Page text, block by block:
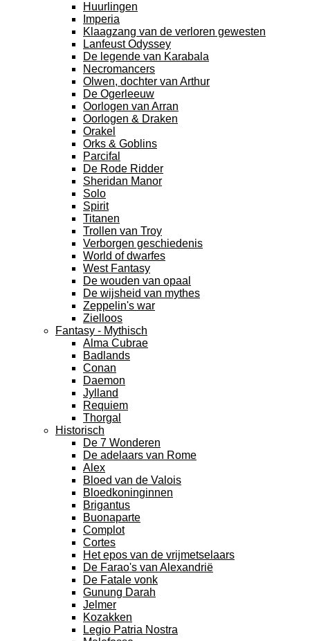
Huurlingen
Imperia
Klaagzang van de verloren gewesten
Lanfeust Odyssey
De legende van Karabala
Necromancers
Olwen, dochter van Arthur
De Ogerleeuw
Oorlogen van Arran
Oorlogen & Draken
Orakel
Orks & Goblins
Parcifal
De Rode Ridder
Sheridan Manor
Solo
Spirit
Titanen
Trollen van Troy
Verborgen geschiedenis
World of dwarfes
West Fantasy
De wouden van opaal
De wijsheid van mythes
Zeppelin's war
Zielloos
Fantasy - Mythisch
Alma Cubrae
Badlands
Conan
Daemon
Jylland
Requiem
Thorgal
Historisch
De 7 Wonderen
De adelaars van Rome
Alex
Bloed van de Valois
Bloedkoninginnen
Brigantus
Buonaparte
Complot
Cortes
Het epos van de vrijmetselaars
De Farao's van Alexandrië
De Fatale vonk
Gunung Darah
Jelmer
Kozakken
Legio Patria Nostra